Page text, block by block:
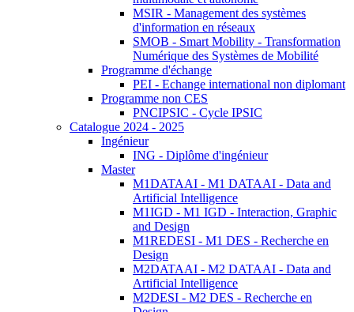
MSIR - Management des systèmes
d'information en réseaux
SMOB - Smart Mobility - Transformation
Numérique des Systèmes de Mobilité
Programme d'échange
PEI - Echange international non diplomant
Programme non CES
PNCIPSIC - Cycle IPSIC
Catalogue 2024 - 2025
Ingénieur
ING - Diplôme d'ingénieur
Master
M1DATAAI - M1 DATAAI - Data and
Artificial Intelligence
M1IGD - M1 IGD - Interaction, Graphic
and Design
M1REDESI - M1 DES - Recherche en
Design
M2DATAAI - M2 DATAAI - Data and
Artificial Intelligence
M2DESI - M2 DES - Recherche en